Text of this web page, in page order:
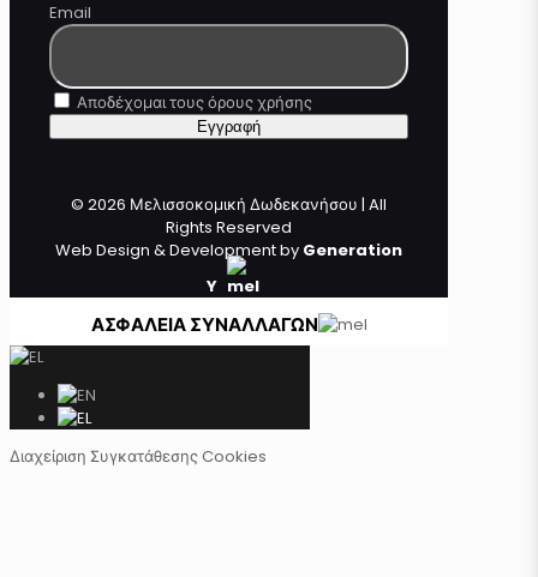
Email
Αποδέχομαι τους όρους χρήσης
© 2026 Μελισσοκομική Δωδεκανήσου | All
Rights Reserved
Web Design & Development by Generation
Y
ΑΣΦΑΛΕΙΑ ΣΥΝΑΛΛΑΓΩΝ
Διαχείριση Συγκατάθεσης Cookies